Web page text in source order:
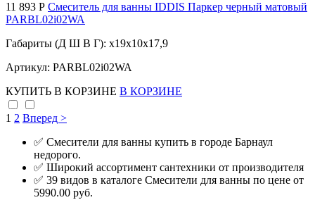
11 893 Р Смеситель для ванны IDDIS Паркер черный матовый
PARBL02i02WA
Габариты (Д Ш В Г): x19x10x17,9
Артикул: PARBL02i02WA
КУПИТЬ В КОРЗИНЕ В КОРЗИНЕ
1 2 Вперед >
✅ Смесители для ванны купить в городе Барнаул
недорого.
✅ Широкий ассортимент сантехники от производителя
✅ 39 видов в каталоге Смесители для ванны по цене от
5990.00 руб.